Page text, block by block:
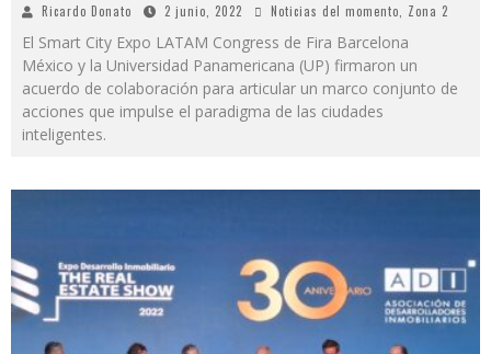
Ricardo Donato 2 junio, 2022 Noticias del momento, Zona 2
El Smart City Expo LATAM Congress de Fira Barcelona
México y la Universidad Panamericana (UP) firmaron un
acuerdo de colaboración para articular un marco conjunto de
acciones que impulse el paradigma de las ciudades
inteligentes.